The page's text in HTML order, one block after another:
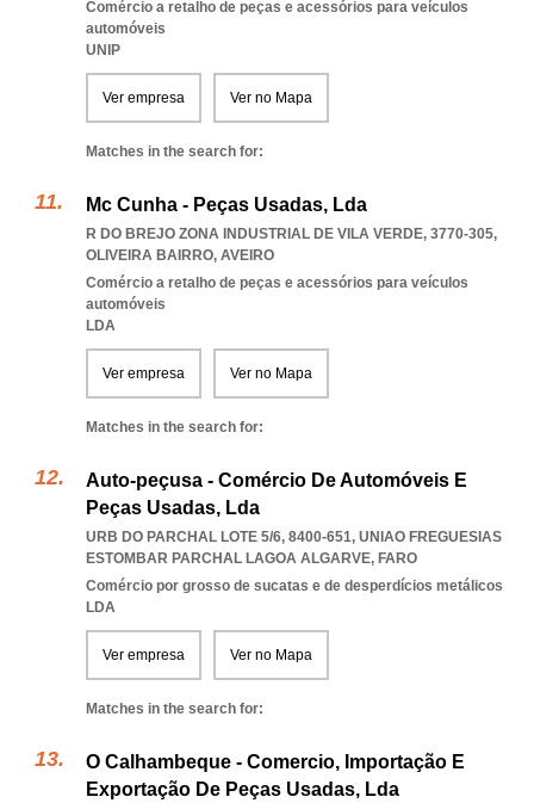
Comércio a retalho de peças e acessórios para veículos
automóveis
UNIP
Ver empresa Ver no Mapa
Matches in the search for:
Mc Cunha - Peças Usadas, Lda
R DO BREJO ZONA INDUSTRIAL DE VILA VERDE, 3770-305,
OLIVEIRA BAIRRO, AVEIRO
Comércio a retalho de peças e acessórios para veículos
automóveis
LDA
Ver empresa Ver no Mapa
Matches in the search for:
Auto-peçusa - Comércio De Automóveis E
Peças Usadas, Lda
URB DO PARCHAL LOTE 5/6, 8400-651, UNIAO FREGUESIAS
ESTOMBAR PARCHAL LAGOA ALGARVE, FARO
Comércio por grosso de sucatas e de desperdícios metálicos
LDA
Ver empresa Ver no Mapa
Matches in the search for:
O Calhambeque - Comercio, Importação E
Exportação De Peças Usadas, Lda